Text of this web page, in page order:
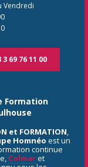
Vendredi
3 69 76 11 00
Formation
et FORMATION,
Homnéo est un
continue
Colmaret